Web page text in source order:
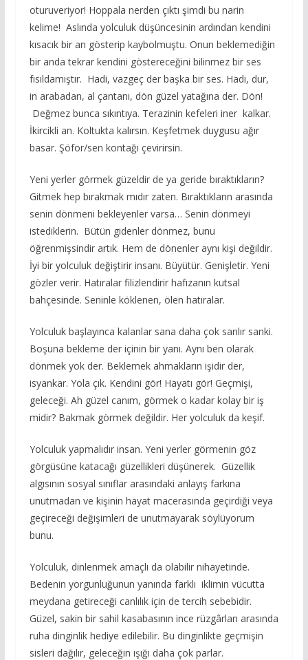
oturuveriyor! Hoppala nerden çıktı şimdi bu narin
kelime! Aslında yolculuk düşüncesinin ardından kendini
kısacık bir an gösterip kaybolmuştu. Onun beklemediğin
bir anda tekrar kendini göstereceğini bilinmez bir ses
fısıldamıştır. Hadi, vazgeç der başka bir ses. Hadi, dur,
in arabadan, al çantanı, dön güzel yatağına der. Dön!
Değmez bunca sıkıntıya. Terazinin kefeleri iner kalkar.
İkircikli an. Koltukta kalırsın. Keşfetmek duygusu ağır
basar. Şöfor/sen kontağı çevirirsin.
Yeni yerler görmek güzeldir de ya geride bıraktıkların?
Gitmek hep bırakmak mıdır zaten. Bıraktıkların arasında
senin dönmeni bekleyenler varsa… Senin dönmeyi
istediklerin. Bütün gidenler dönmez, bunu
öğrenmişsindir artık. Hem de dönenler aynı kişi değildir.
İyi bir yolculuk değiştirir insanı. Büyütür. Genişletir. Yeni
gözler verir. Hatıralar filizlendirir hafızanın kutsal
bahçesinde. Seninle köklenen, ölen hatıralar.
Yolculuk başlayınca kalanlar sana daha çok sarılır sanki.
Boşuna bekleme der içinin bir yanı. Aynı ben olarak
dönmek yok der. Beklemek ahmakların işidir der,
isyankar. Yola çık. Kendini gör! Hayatı gör! Geçmişi,
geleceği. Ah güzel canım, görmek o kadar kolay bir iş
midir? Bakmak görmek değildir. Her yolculuk da keşif.
Yolculuk yapmalıdır insan. Yeni yerler görmenin göz
görgüsüne katacağı güzellikleri düşünerek. Güzellik
algısının sosyal sınıflar arasındaki anlayış farkına
unutmadan ve kişinin hayat macerasında geçirdiği veya
geçireceği değişimleri de unutmayarak söylüyorum
bunu.
Yolculuk, dinlenmek amaçlı da olabilir nihayetinde.
Bedenin yorgunluğunun yanında farklı iklimin vücutta
meydana getireceği canlılık için de tercih sebebidir.
Güzel, sakin bir sahil kasabasının ince rüzgârları arasında
ruha dinginlik hediye edilebilir. Bu dinginlikte geçmişin
sisleri dağılır, geleceğin ışığı daha çok parlar.